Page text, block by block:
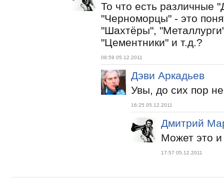
То что есть различные
"Черноморцы" - это
"Шахтёры",
"Цементники" и т.д.?
08:59 05.12.2011
Дэви Аркадьев
Увы, до сих пор
16:25 05.12.2011
Дмитрий
Может это
17:57 05.12.2011